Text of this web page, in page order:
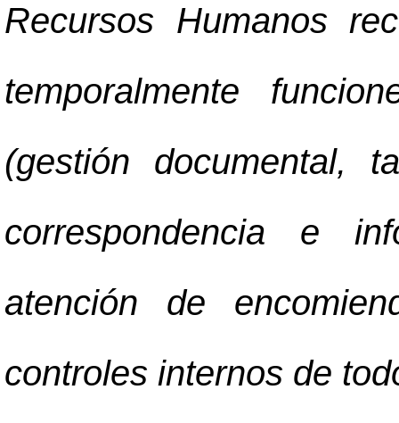
Recursos Humanos
temporalmente
(gestión documental,
correspondencia e
atención de
controles internos de